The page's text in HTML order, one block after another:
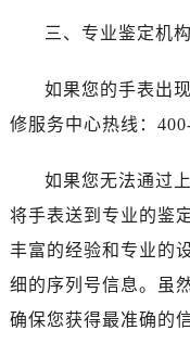
三、专业鉴定机构
如果您的手表出
修服务中心热线：
如果您无法通过
将手表送到专业的鉴
丰富的经验和专业的
细的序列号信息。虽
确保您获得最准确的